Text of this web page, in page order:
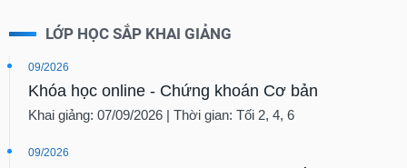
LỚP HỌC SẮP KHAI GIẢNG
09/2026
Khóa học online - Chứng khoán Cơ bản
Khai giảng: 07/09/2026 | Thời gian: Tối 2, 4, 6
09/2026